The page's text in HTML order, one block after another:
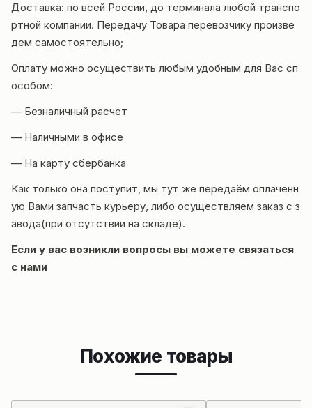
Доставка: по всей России, до терминала любой транспо
ртной компании. Передачу Товара перевозчику произве
дем самостоятельно;
Оплату можно осуществить любым удобным для Вас сп
особом:
— Безналичный расчет
— Наличными в офисе
— На карту сбербанка
Как только она поступит, мы тут же передаём оплаченн
ую Вами запчасть курьеру, либо осуществляем заказ с з
авода(при отсутствии на складе).
Если у вас возникли вопросы вы можете связаться
с нами
Похожие товары